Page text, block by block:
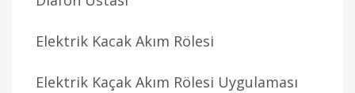
Elektrik Kacak Akım Rölesi
Elektrik Kaçak Akım Rölesi Uygulaması